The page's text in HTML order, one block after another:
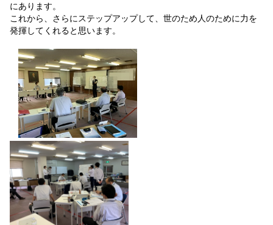
にあります。
これから、さらにステップアップして、世のため人のために力を
発揮してくれると思います。